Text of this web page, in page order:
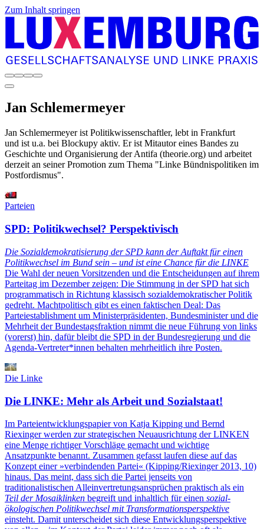
Zum Inhalt springen
Jan Schlemermeyer
Jan Schlemermeyer ist Politikwissenschaftler, lebt in Frankfurt
und ist u.a. bei Blockupy aktiv. Er ist Mitautor eines Bandes zu
Geschichte und Organisierung der Antifa (theorie.org) und arbeitet
derzeit an seiner Promotion zum Thema "Linke Bündnispolitiken im
Postfordismus".
Parteien
SPD: Politikwechsel? Perspektivisch
Die Sozialdemokratisierung der SPD kann der Auftakt für einen
Politikwechsel im Bund sein – und ist eine Chance für die LINKE
Die Wahl der neuen Vorsitzenden und die Entscheidungen auf ihrem
Parteitag im Dezember zeigen: Die Stimmung in der SPD hat sich
programmatisch in Richtung klassisch sozialdemokratischer Politik
gedreht. Machtpolitisch gibt es einen faktischen Deal: Das
Parteiestablishment um Ministerpräsidenten, Bundesminister und die
Mehrheit der Bundestagsfraktion nimmt die neue Führung von links
(vorerst) hin, dafür bleibt die SPD in der Bundesregierung und die
Agenda-Vertreter*innen behalten mehrheitlich ihre Posten.
Die Linke
Die LINKE: Mehr als Arbeit und Sozialstaat!
Im Parteientwicklungspapier von Katja Kipping und Bernd
Riexinger werden zur strategischen Neuausrichtung der LINKEN
eine Menge richtiger Vorschläge gemacht und wichtige
Ansatzpunkte benannt. Zusammen gefasst laufen diese auf das
Konzept einer »verbindenden Partei« (Kipping/Riexinger 2013, 10)
hinaus. Das meint, dass sich die Partei jenseits von
traditionalistischen Alleinvertretungsansprüchen praktisch als ein
Teil der Mosaiklinken begreift und inhaltlich für einen sozial-
ökologischen Politikwechsel mit Transformationsperspektive
einsteht. Damit unterscheidet sich diese Entwicklungsperspektive